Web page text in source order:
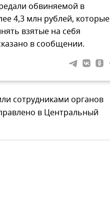
обвиняемой в
4,3 млн рублей, которые
взятые на себя
в сообщении.
сотрудниками органов
в Центральный